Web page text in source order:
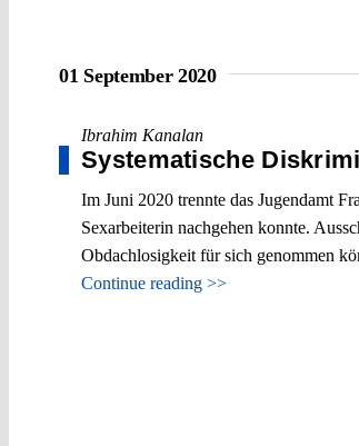
01 September 2020
Ibrahim Kanalan
Systematische
Im Juni 2020 trennte das Jugendamt
Sexarbeiterin nachgehen konnte.
Obdachlosigkeit für sich genommen
Continue reading >>